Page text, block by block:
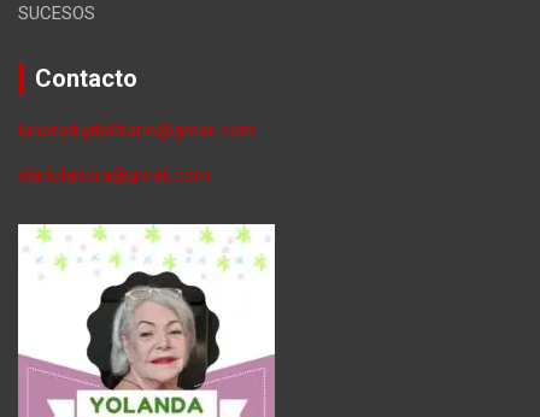
SUCESOS
Contacto
lahoradigitaldiario@gmail.com
diariolahora@gmail,com